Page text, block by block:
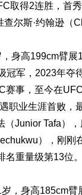
取得2连胜，首
尔斯·约翰逊（
身高199cm臂
冠军，2023年夺
事，至今在
职业生涯首败，
Junior Tafa）
），刚刚
名重量级第13位
，身高185cm